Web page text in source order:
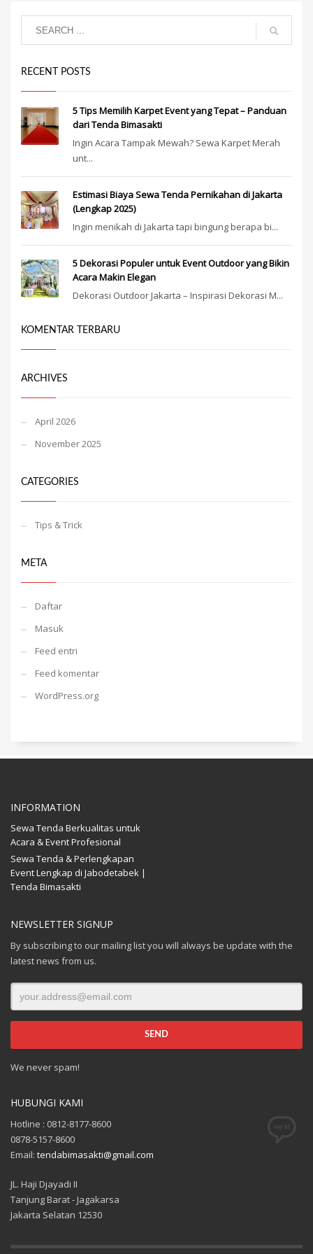
RECENT POSTS
5 Tips Memilih Karpet Event yang Tepat – Panduan
dari Tenda Bimasakti
Ingin Acara Tampak Mewah? Sewa Karpet Merah
unt...
Estimasi Biaya Sewa Tenda Pernikahan di Jakarta
(Lengkap 2025)
Ingin menikah di Jakarta tapi bingung berapa bi...
5 Dekorasi Populer untuk Event Outdoor yang Bikin
Acara Makin Elegan
Dekorasi Outdoor Jakarta – Inspirasi Dekorasi M...
KOMENTAR TERBARU
ARCHIVES
April 2026
November 2025
CATEGORIES
Tips & Trick
META
Daftar
Masuk
Feed entri
Feed komentar
WordPress.org
INFORMATION
Sewa Tenda Berkualitas untuk
Acara & Event Profesional
Sewa Tenda & Perlengkapan
Event Lengkap di Jabodetabek |
Tenda Bimasakti
NEWSLETTER SIGNUP
By subscribing to our mailing list you will always be update with the
latest news from us.
We never spam!
HUBUNGI KAMI
Hotline : 0812-8177-8600
0878-5157-8600
Email: tendabimasakti@gmail.com
JL. Haji Djayadi II
Tanjung Barat - Jagakarsa
Jakarta Selatan 12530